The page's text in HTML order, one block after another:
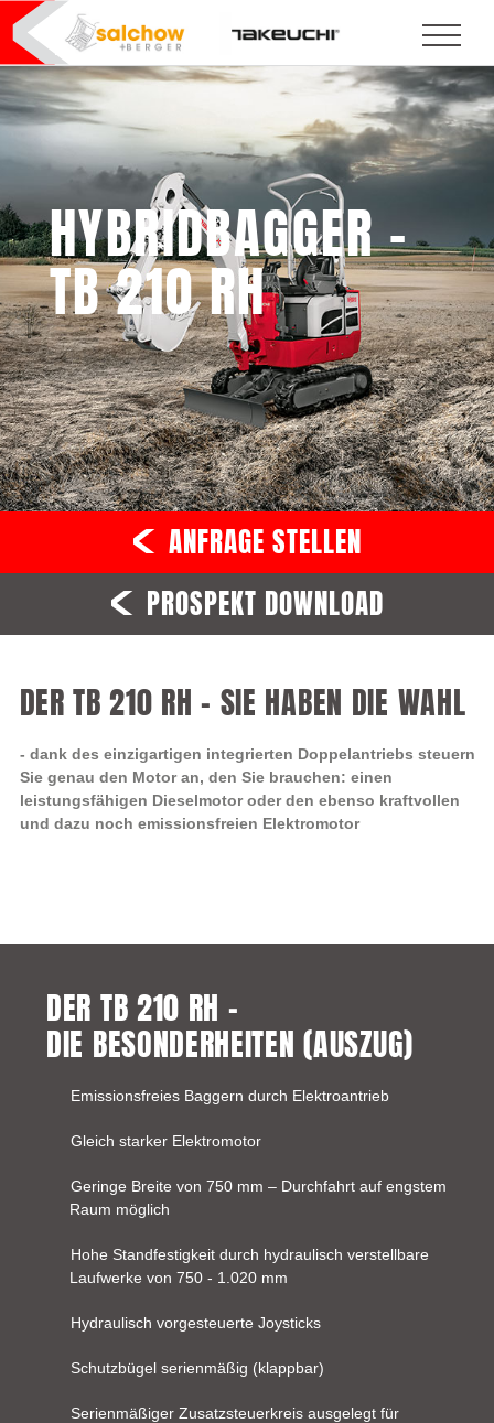
HYBRIDBAGGER –
TB 210 RH
ANFRAGE STELLEN
PROSPEKT DOWNLOAD
DER TB 210 RH – SIE HABEN DIE WAHL
- dank des einzigartigen integrierten Doppelantriebs steuern
Sie genau den Motor an, den Sie brauchen: einen
leistungsfähigen Dieselmotor oder den ebenso kraftvollen
und dazu noch emissionsfreien Elektromotor
DER TB 210 RH –
DIE BESONDERHEITEN (AUSZUG)
Emissionsfreies Baggern durch Elektroantrieb
Gleich starker Elektromotor
Geringe Breite von 750 mm – Durchfahrt auf engstem
Raum möglich
Hohe Standfestigkeit durch hydraulisch verstellbare
Laufwerke von 750 - 1.020 mm
Hydraulisch vorgesteuerte Joysticks
Schutzbügel serienmäßig (klappbar)
Serienmäßiger Zusatzsteuerkreis ausgelegt für